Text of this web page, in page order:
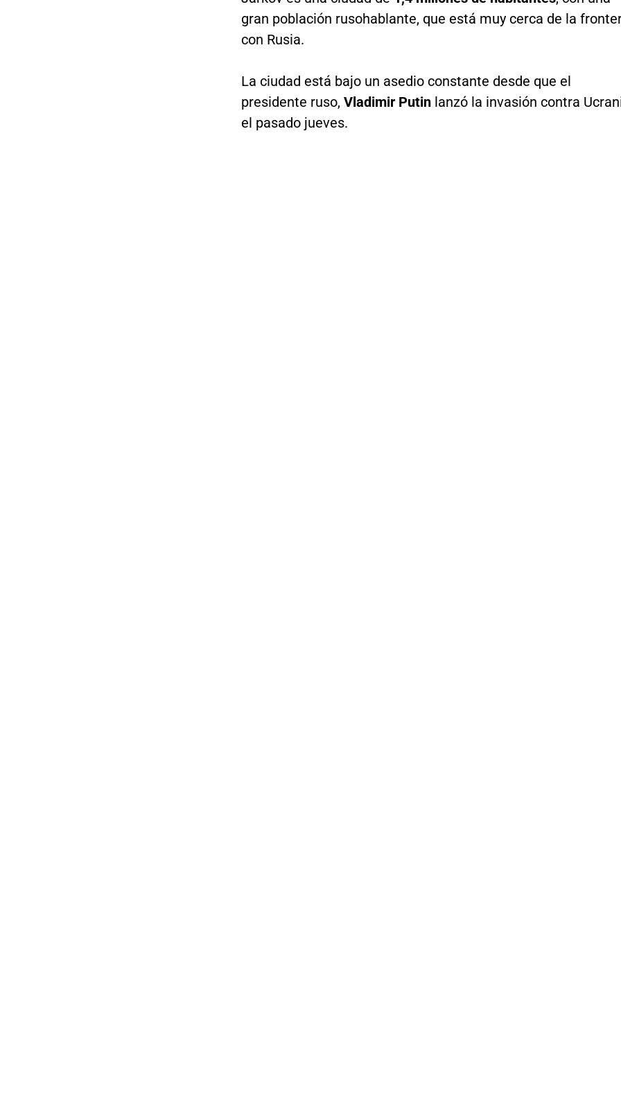
gran población rusohablante, que está muy cerca de la
con Rusia.
La ciudad está bajo un asedio constante desde que el
presidente ruso, Vladimir Putin lanzó la invasión contra
el pasado jueves.